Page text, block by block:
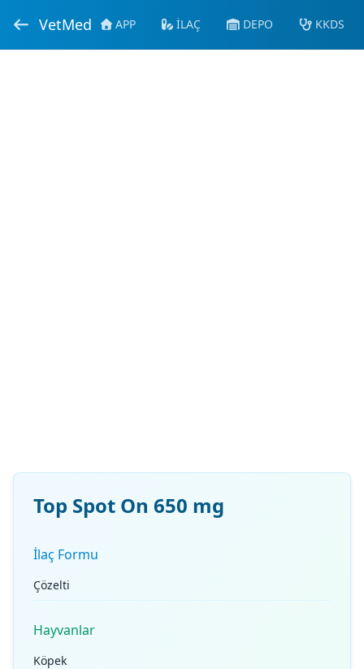
VetMed APP İLAÇ DEPO KKDS
Top Spot On 650 mg
İlaç Formu
Çözelti
Hayvanlar
Köpek